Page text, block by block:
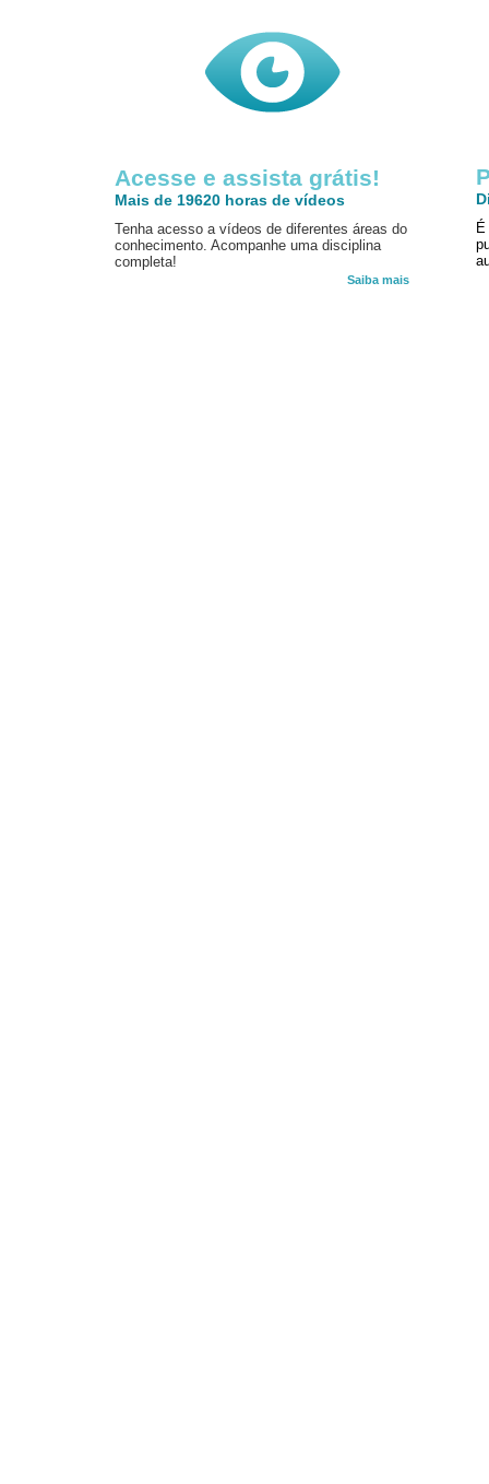
Acesse e assista grátis!
Mais de 19620 horas de vídeos
Tenha acesso a vídeos de diferentes áreas do
conhecimento. Acompanhe uma disciplina
completa!
Saiba mais